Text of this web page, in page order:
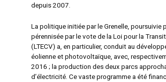
depuis 2007.
La politique initiée par le Grenelle, poursuivie
pérennisée par le vote de la Loi pour la
(LTECV) a, en particulier, conduit au
éolienne et photovoltaïque, avec,
2016 ; la production des deux parcs
d’électricité. Ce vaste programme a été